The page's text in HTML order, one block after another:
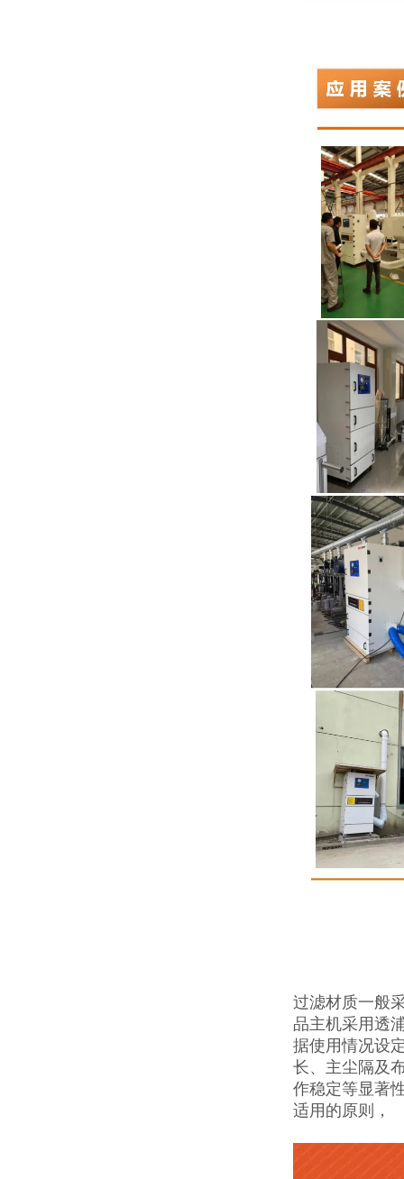
过滤材质一般
品主机采用透
据使用情况设
长、主尘隔及
作稳定等显著
适用的原则，